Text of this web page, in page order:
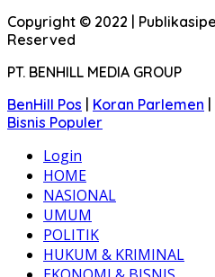
Copyright © 2022 |
Reserved
PT. BENHILL MEDIA GROUP
BenHill Pos
Koran Parlemen
Bisnis Populer
Login
HOME
NASIONAL
UMUM
POLITIK
HUKUM & KRIMINAL